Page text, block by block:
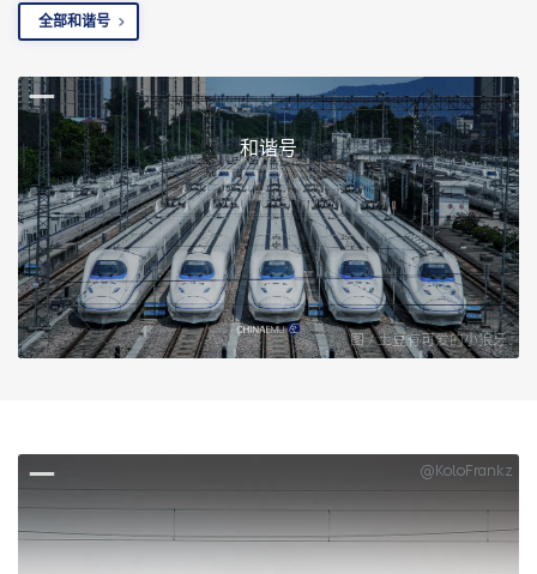
全部和谐号
图 / 土豆有可爱的小狼牙
和谐号
@KoloFrankz